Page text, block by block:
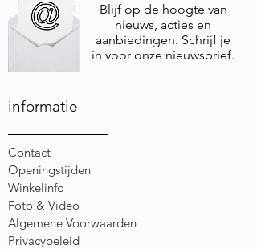
Blijf op de hoogte van
nieuws, acties en
aanbiedingen. Schrijf je
in voor onze nieuwsbrief.
informatie
Contact
Openingstijden
Winkelinfo
Foto & Video
Algemene Voorwaarden
Privacybeleid